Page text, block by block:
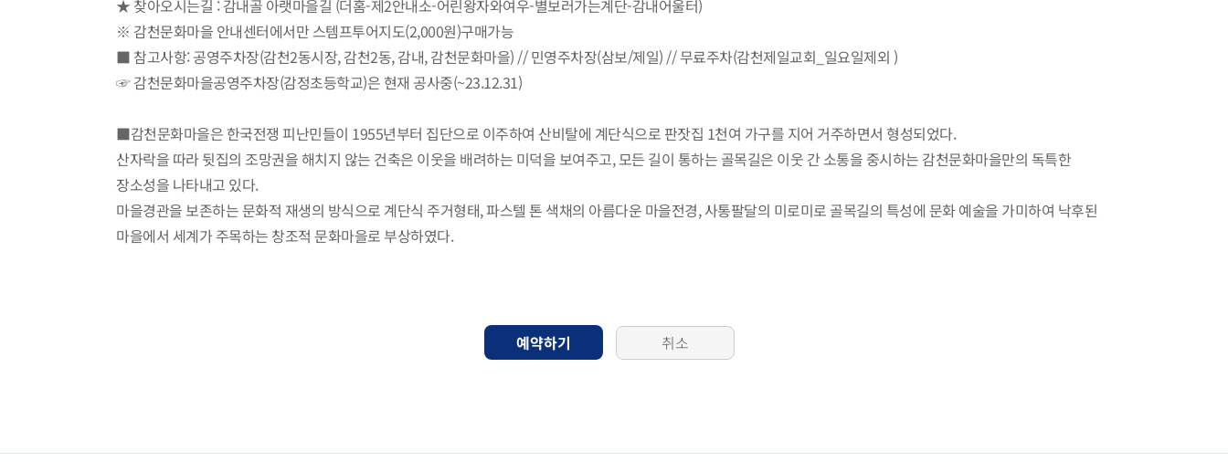
★ 찾아오시는길 : 감내골 아랫마을길 (더홈-제2안내소-어린왕자와여우-별보러가는계단-감내어울터)
※ 감천문화마을 안내센터에서만 스템프투어지도(2,000원)구매가능
■ 참고사항: 공영주차장(감천2동시장, 감천2동, 감내, 감천문화마을) // 민영주차장(삼보/제일) // 무료주차(감천제일교회_일요일제외 )
☞ 감천문화마을공영주차장(감정초등학교)은 현재 공사중(~23.12.31)
■감천문화마을은 한국전쟁 피난민들이 1955년부터 집단으로 이주하여 산비탈에 계단식으로 판잣집 1천여 가구를 지어 거주하면서 형성되었다.
산자락을 따라 뒷집의 조망권을 해치지 않는 건축은 이웃을 배려하는 미덕을 보여주고, 모든 길이 통하는 골목길은 이웃 간 소통을 중시하는 감천문화마을만의 독특한
장소성을 나타내고 있다.
마을경관을 보존하는 문화적 재생의 방식으로 계단식 주거형태, 파스텔 톤 색채의 아름다운 마을전경, 사통팔달의 미로미로 골목길의 특성에 문화 예술을 가미하여 낙후된
마을에서 세계가 주목하는 창조적 문화마을로 부상하였다.
예약하기 취소